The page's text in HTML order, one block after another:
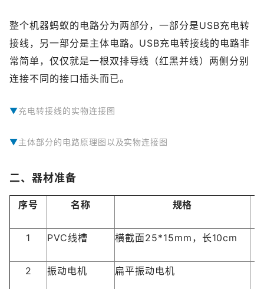
整个机器蚂蚁的电路分为两部分，一部分是USB充电转
接线，另一部分是主体电路。USB充电转接线的电路非
常简单，仅仅就是一根双排导线（红黑并线）两侧分别
连接不同的接口插头而已。
充电转接线的实物连接图
主体部分的电路原理图以及实物连接图
二、器材准备
序号 名称 规格
1 PVC线槽 横截面25*15mm，长10cm
2 振动电机 扁平振动电机